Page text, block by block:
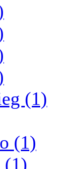
(1)
(1)
(1)